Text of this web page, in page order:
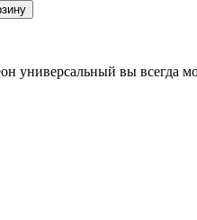
универсальный вы всегда